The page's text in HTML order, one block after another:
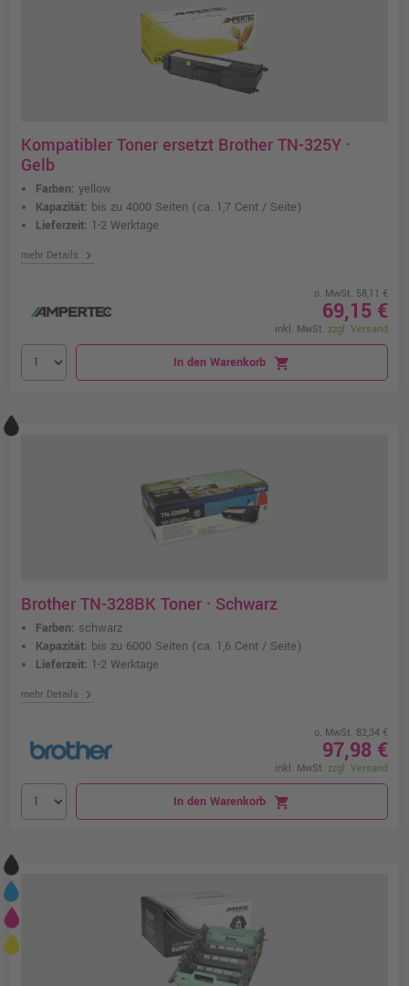
Kompatibler Toner ersetzt Brother TN-325Y ·
Gelb
Farben: yellow
Kapazität: bis zu 4000 Seiten (ca. 1,7 Cent / Seite)
Lieferzeit: 1-2 Werktage
mehr Details chevron_right
o. MwSt. 58,11 €
69,15 €
inkl. MwSt. zzgl. Versand
In den Warenkorb shopping_cart
Brother TN-328BK Toner · Schwarz
Farben: schwarz
Kapazität: bis zu 6000 Seiten (ca. 1,6 Cent / Seite)
Lieferzeit: 1-2 Werktage
mehr Details chevron_right
o. MwSt. 82,34 €
97,98 €
inkl. MwSt. zzgl. Versand
In den Warenkorb shopping_cart